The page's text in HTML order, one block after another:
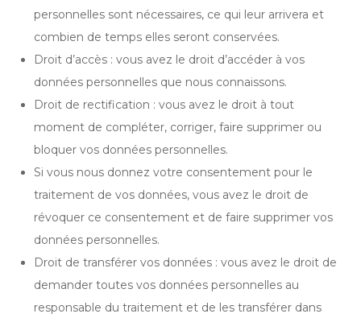
personnelles sont nécessaires, ce qui leur arrivera et
combien de temps elles seront conservées.
Droit d’accès : vous avez le droit d’accéder à vos
données personnelles que nous connaissons.
Droit de rectification : vous avez le droit à tout
moment de compléter, corriger, faire supprimer ou
bloquer vos données personnelles.
Si vous nous donnez votre consentement pour le
traitement de vos données, vous avez le droit de
révoquer ce consentement et de faire supprimer vos
données personnelles.
Droit de transférer vos données : vous avez le droit de
demander toutes vos données personnelles au
responsable du traitement et de les transférer dans